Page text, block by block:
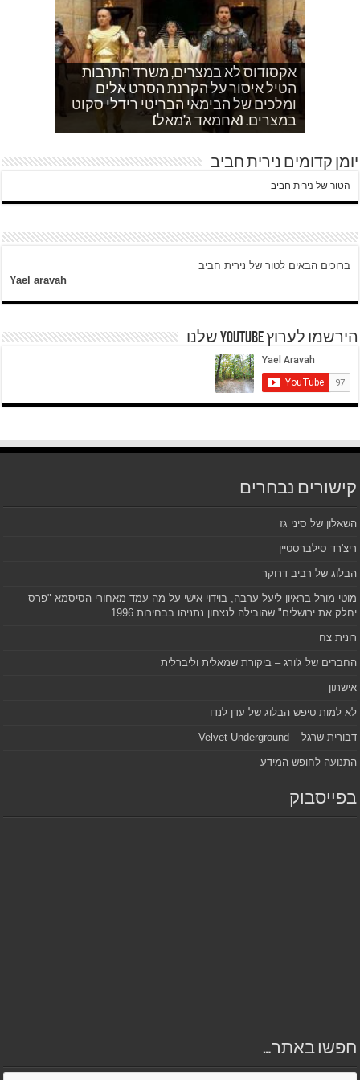
אקסודוס לא במצרים, משרד התרבות
הטיל איסור על הקרנת הסרט אלים
ומלכים של הבימאי הבריטי רידלי סקוט
במצרים. (אחמאד ג'מאל)
אחמד כותב על השאלה שעולה במצרים
לגבי הסכמי קמפ דויד
איך הפכתי לטרוריסט. עדות שסיפר לי
ח'אדר בבית לחם.
עוד בוקר בדרך לגן…סובחייה כותבת ד"ש
מהחיים בין המחסומים במזרח ירושלים
לאדם אני משתדלת לא לספר כלום
וכשיש ירי
אחהצ שקט באום לייסון, בשעות בין
ערביים צור באהר נשקפת פסטורלית
היום לא היו כאן עימותים.
יומן קדומים נירית חביב
הטור של נירית חביב
ברוכים הבאים לטור של נירית חביב
Yael aravah
הירשמו לערוץ YOUTUBE שלנו
קישורים נבחרים
השאלון של סיני גז
ריצ'רד סילברסטיין
הבלוג של רביב דרוקר
מוטי מורל בראיון ליעל ערבה, בוידוי אישי על מה עמד מאחורי הסיסמא "פרס
יחלק את ירושלים" שהובילה לנצחון נתניהו בבחירות 1996
רונית צח
החברים של ג'ורג – ביקורת שמאלית וליברלית
אישתון
לא למות טיפש הבלוג של עדן לנדו
דבורית שרגל – Velvet Underground
התנועה לחופש המידע
בפייסבוק
חפשו באתר…